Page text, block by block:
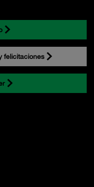
felicitaciones